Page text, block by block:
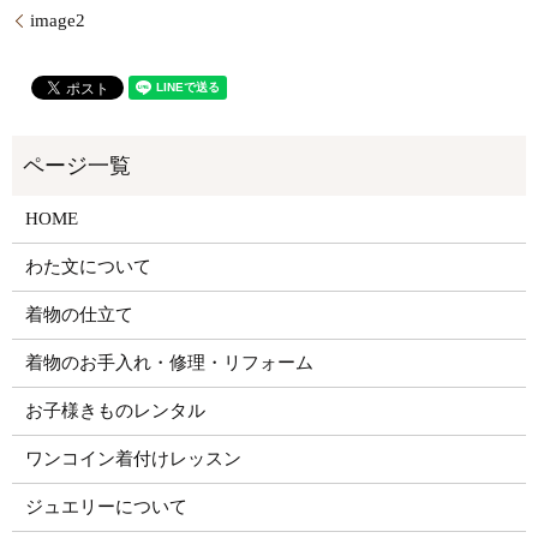
image2
HOME
わた文について
着物の仕立て
着物のお手入れ・修理・リフォーム
お子様きものレンタル
ワンコイン着付けレッスン
ジュエリーについて